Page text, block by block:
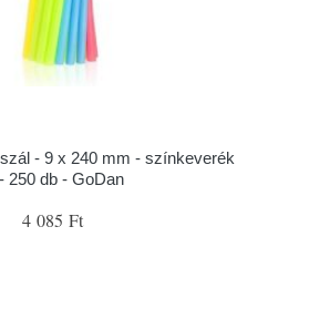
- 9 x 240 mm - színkeverék
- 250 db - GoDan
4 085 Ft